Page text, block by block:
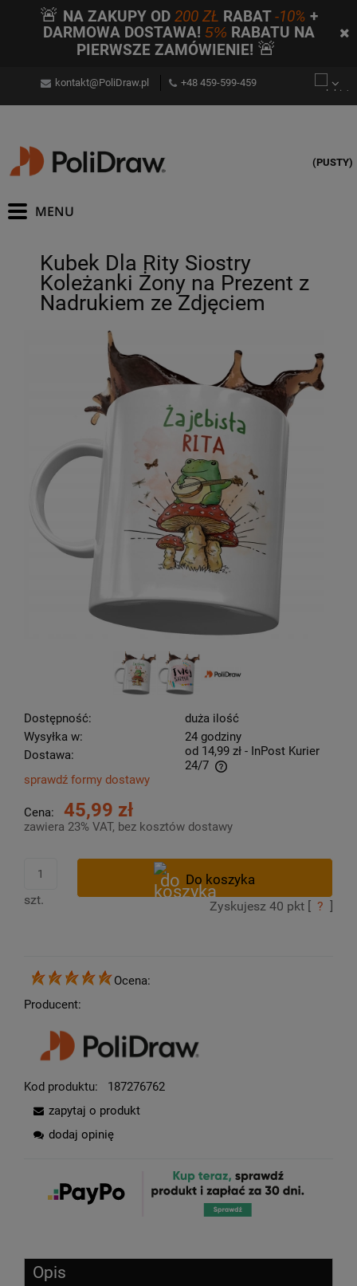
🚨 NA ZAKUPY OD200 ZŁ RABAT-10% +
DARMOWA DOSTAWA! 5% RABATU NA
PIERWSZE ZAMÓWIENIE! 🚨
kontakt@PoliDraw.pl +48 459-599-459
(PUSTY)
Kubek Dla Rity Siostry
Koleżanki Żony na Prezent z
Nadrukiem ze Zdjęciem
Dostępność:
duża ilość
Wysyłka w:
24 godziny
Dostawa:
od 14,99 zł - InPost Kurier
24/7
Cena nie zawiera ewentualnych kosztów płatności
sprawdź formy dostawy
Cena: 45,99 zł
zawiera 23% VAT, bez kosztów dostawy
szt. Zyskujesz 40 pkt [ ? ]
Ocena:
Producent:
Kod produktu:
187276762
zapytaj o produkt
dodaj opinię
Opis